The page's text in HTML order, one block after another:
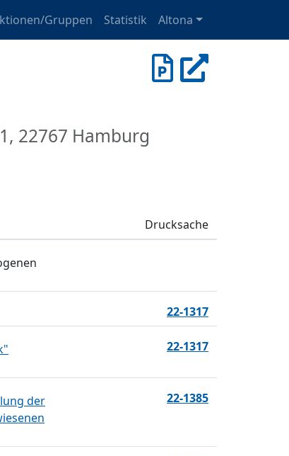
Gruppen Statistik Altona
22767 Hamburg
Drucksache
22-1317
22-1317
der
22-1385